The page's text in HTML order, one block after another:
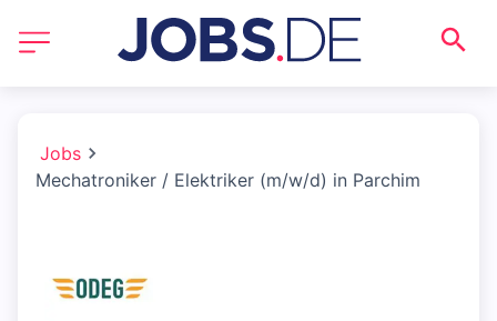
Jobs
Mechatroniker / Elektriker (m/w/d) in Parchim